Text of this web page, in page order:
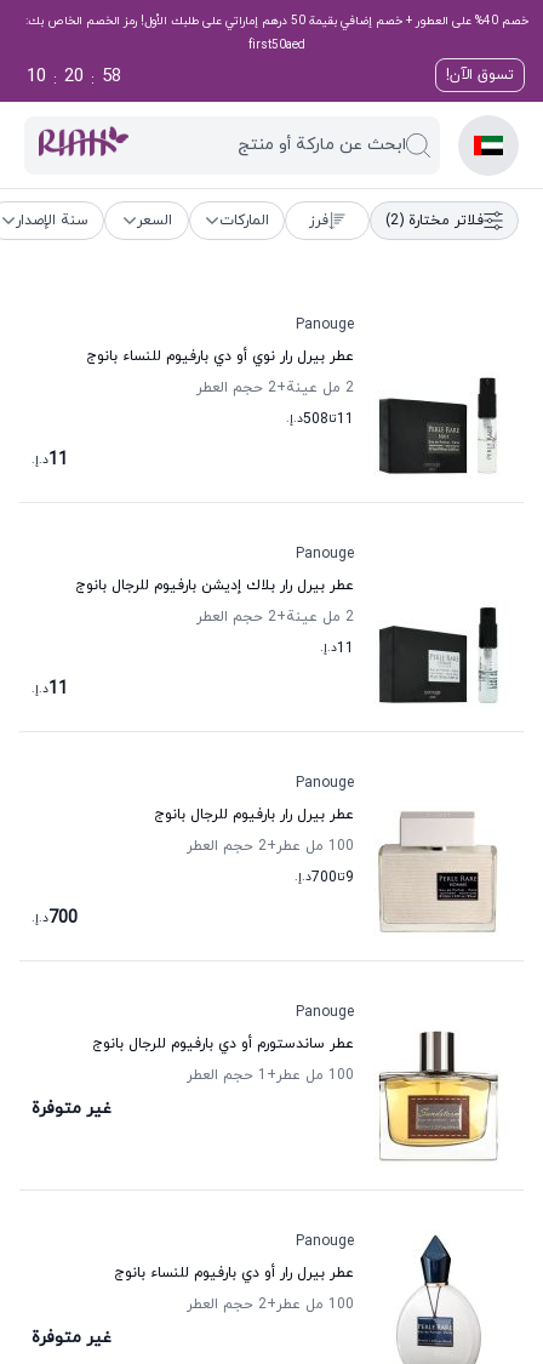
خصم 40% على العطور + خصم إضافي بقيمة 50 درهم إماراتي على طلبك الأول! رمز الخصم الخاص بك:
first50aed
تسوق الآن! 58
:
20
:
10
ابحث عن ماركة أو منتج
فلاتر مختارة (2) فرز الماركات السعر سنة الإصدار
Panouge
عطر بيرل رار نوي أو دي بارفيوم للنساء بانوج
2 مل عينة
+2
حجم العطر
11تا508د.إ.
11د.إ.
Panouge
عطر بيرل رار بلاك إديشن بارفيوم للرجال بانوج
2 مل عينة
+2
حجم العطر
11د.إ.
11د.إ.
Panouge
عطر بيرل رار بارفيوم للرجال بانوج
100 مل عطر
+2
حجم العطر
9تا700د.إ.
700د.إ.
Panouge
عطر ساندستورم أو دي بارفيوم للرجال بانوج
100 مل عطر
+1 حجم العطر
غير متوفرة
Panouge
عطر بيرل رار أو دي بارفيوم للنساء بانوج
100 مل عطر
+2 حجم العطر
غير متوفرة